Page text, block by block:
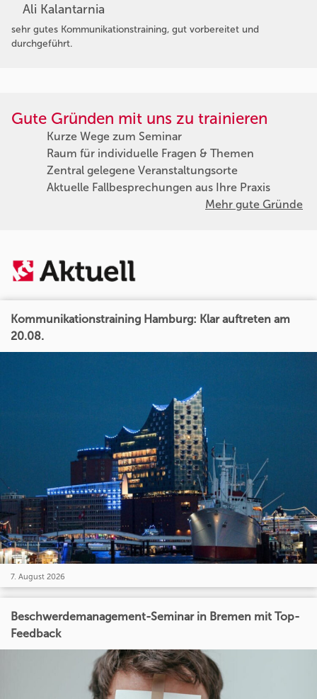
Ali Kalantarnia
sehr gutes Kommunikationstraining, gut vorbereitet und
durchgeführt.
Gute Gründen mit uns zu trainieren
Kurze Wege zum Seminar
Raum für individuelle Fragen & Themen
Zentral gelegene Veranstaltungsorte
Aktuelle Fallbesprechungen aus Ihre Praxis
Mehr gute Gründe
Kommunikationstraining Hamburg: Klar auftreten am
20.08.
7. August 2026
Beschwerdemanagement-Seminar in Bremen mit Top-
Feedback